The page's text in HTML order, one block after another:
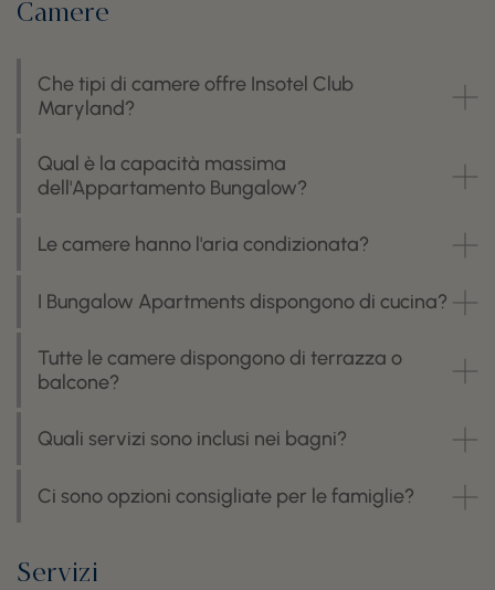
Camere
Che tipi di camere offre Insotel Club
Maryland?
Qual è la capacità massima
dell'Appartamento Bungalow?
Le camere hanno l'aria condizionata?
I Bungalow Apartments dispongono di cucina?
Tutte le camere dispongono di terrazza o
balcone?
Quali servizi sono inclusi nei bagni?
Ci sono opzioni consigliate per le famiglie?
Servizi